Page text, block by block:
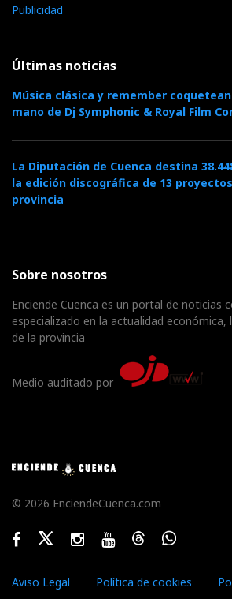
Publicidad
Últimas noticias
Música clásica y remember
mano de Dj Symphonic & Royal Film
La Diputación de Cuenca destina
la edición discográfica de 13
provincia
Sobre nosotros
Enciende Cuenca es un portal de noticias
especializado en la actualidad
de la provincia
Medio auditado por
© 2026 EnciendeCuenca.com
FacebookTwitterInstagramYoutubeThreadsWhatsApp
Aviso Legal Política de cookies